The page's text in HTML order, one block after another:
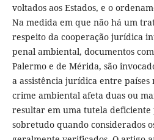
voltados aos Estados, e o
Na medida em que não há um
respeito da cooperação jurídica
penal ambiental, documentos
Palermo e de Mérida, são
a assistência jurídica entre países
crime ambiental afeta duas ou
resultar em uma tutela deficiente
sobretudo quando considerados